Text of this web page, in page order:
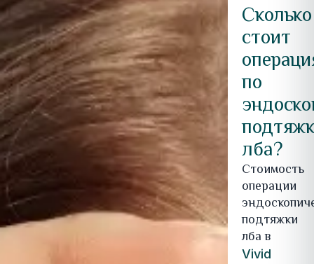
Сколько
стоит
по
лба?
Стоимость
операции
подтяжки
лба в
Vivid